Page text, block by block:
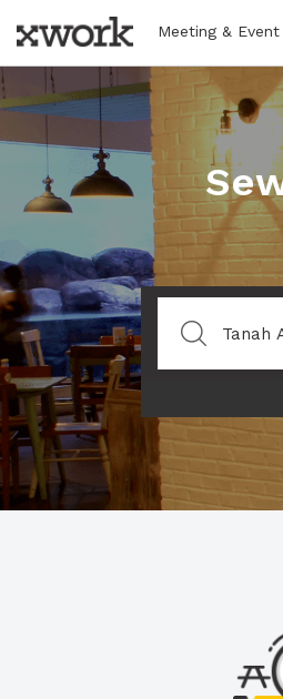
Meeting & Event